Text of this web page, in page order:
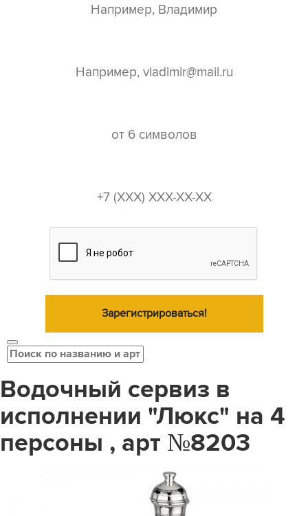
Зарегистрироваться!
Водочный сервиз в
исполнении "Люкс" на 4
персоны , арт №8203